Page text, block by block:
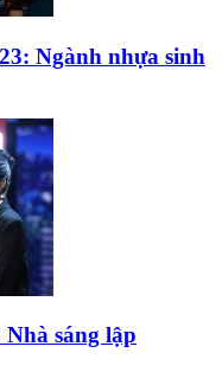
Ngành nhựa sinh
sáng lập